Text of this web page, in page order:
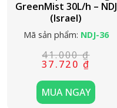
GreenMist 30L/h – NDJ
(Israel)
Mã sản phẩm: NDJ-36
41.000₫
Giá
gốc
là:
41.000 ₫.
37.720 ₫
Giá
hiện
tại
là:
37.720 ₫.
MUA NGAY